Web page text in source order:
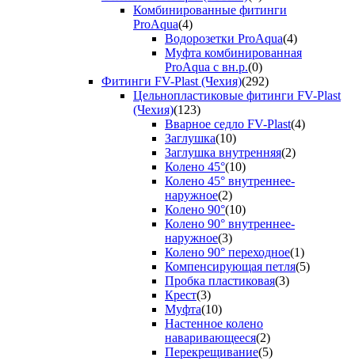
Комбинированные фитинги
ProAqua(4)
Водорозетки ProAqua(4)
Муфта комбинированная
ProAqua с вн.р.(0)
Фитинги FV-Plast (Чехия)(292)
Цельнопластиковые фитинги FV-Plast
(Чехия)(123)
Вварное седло FV-Plast(4)
Заглушка(10)
Заглушка внутренняя(2)
Колено 45°(10)
Колено 45° внутреннее-
наружное(2)
Колено 90°(10)
Колено 90° внутреннее-
наружное(3)
Колено 90° переходное(1)
Компенсирующая петля(5)
Пробка пластиковая(3)
Крест(3)
Муфта(10)
Настенное колено
наваривающееся(2)
Перекрещивание(5)